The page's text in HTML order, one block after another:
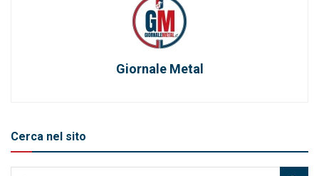
Giornale Metal
Cerca nel sito